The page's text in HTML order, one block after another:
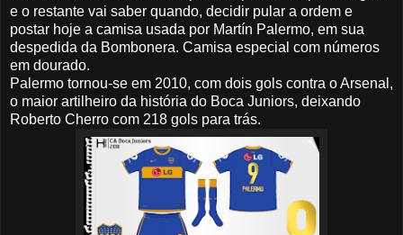
e o restante vai saber quando, decidir pular a ordem e
postar hoje a camisa usada por Martín Palermo, em sua
despedida da Bombonera. Camisa especial com números
em dourado.
Palermo tornou-se em 2010, com dois gols contra o Arsenal,
o maior artilheiro da história do Boca Juniors, deixando
Roberto Cherro com 218 gols para trás.